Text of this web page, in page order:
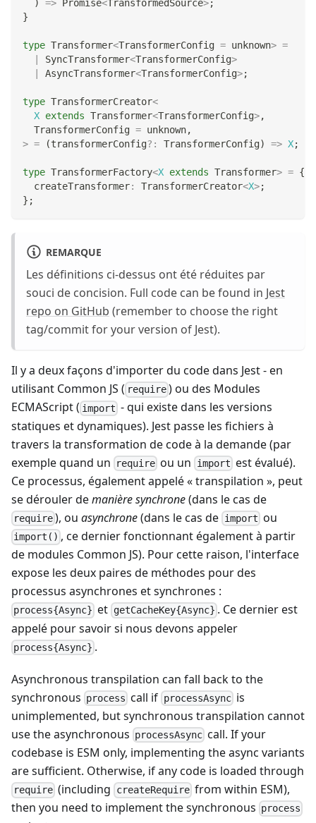
)
=> Promise<TransformedSource>;
}
type Transformer<TransformerConfig = unknown> =
SyncTransformer<TransformerConfig>
AsyncTransformer<TransformerConfig>;
type TransformerCreator<
X extends Transformer<TransformerConfig>,
  TransformerConfig
= unknown,
> = (transformerConfig? : TransformerConfig) => X;
type TransformerFactory<X extends Transformer> = {
  createTransformer
: TransformerCreator<X>;
} ;
REMARQUE
Les définitions ci-dessus ont été réduites par
souci de concision. Full code can be found in Jest
repo on GitHub (remember to choose the right
tag/commit for your version of Jest).
Il y a deux façons d'importer du code dans Jest - en
utilisant Common JS ( require ) ou des Modules
ECMAScript ( import - qui existe dans les versions
statiques et dynamiques). Jest passe les fichiers à
travers la transformation de code à la demande (par
exemple quand un
require ou un import est évalué).
Ce processus, également appelé « transpilation », peut
se dérouler demanière synchrone(dans le cas de
require ), ouasynchrone(dans le cas de import ou
import() , ce dernier fonctionnant également à partir
de modules Common JS). Pour cette raison, l'interface
expose les deux paires de méthodes pour des
processus asynchrones et synchrones :
process{Async} et getCacheKey{Async} . Ce dernier est
appelé pour savoir si nous devons appeler
process{Async} .
Asynchronous transpilation can fall back to the
synchronous process call if processAsyncis
unimplemented, but synchronous transpilation cannot
use the asynchronous processAsync call. If your
codebase is ESM only, implementing the async variants
are sufficient. Otherwise, if any code is loaded through
require (including createRequirefrom within ESM),
then you need to implement the synchronous process